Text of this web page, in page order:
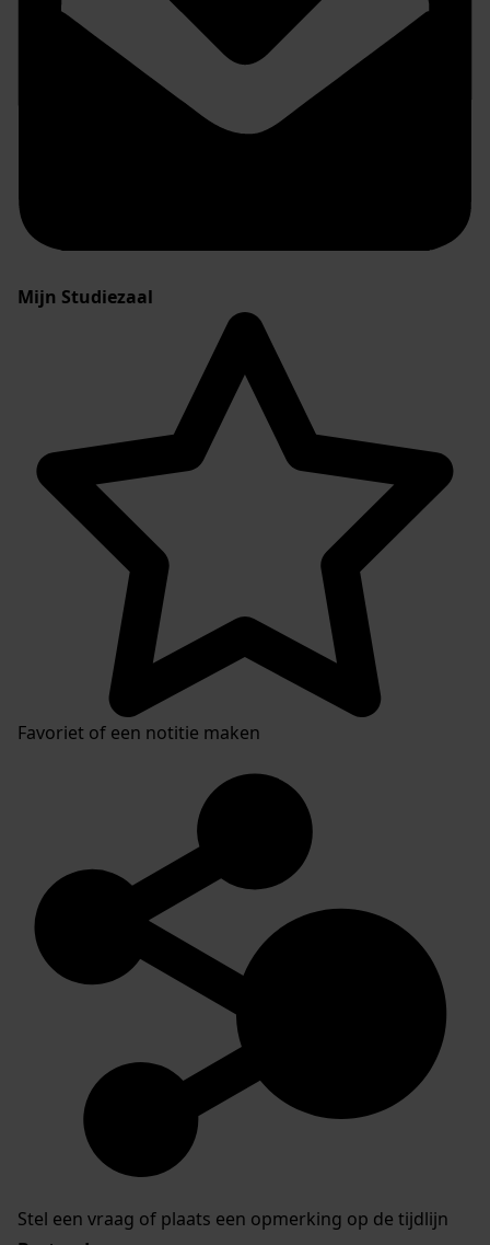
Mijn Studiezaal
Favoriet of een notitie maken
Stel een vraag of plaats een opmerking op de tijdlijn